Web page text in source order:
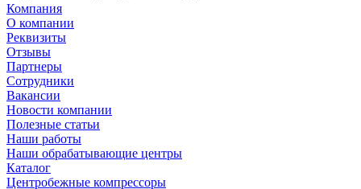
Компания
О компании
Реквизиты
Отзывы
Партнеры
Сотрудники
Вакансии
Новости компании
Полезные статьи
Наши работы
Наши обрабатывающие центры
Каталог
Центробежные компрессоры